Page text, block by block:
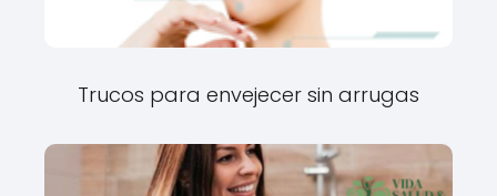
Trucos para envejecer sin arrugas